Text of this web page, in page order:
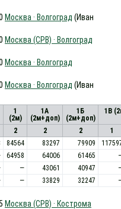
Москва · Волгоград (Иван
Москва (СРВ) · Волгоград
Москва · Волгоград
Москва · Волгоград (Иван
1
(2м)
1А
(2м+доп)
1Б
(2м+доп)
1В
2 2 2
1
84564 83297 79909
64958 64006 61465
— 43061 40947
— 33829 32247
Москва (СРВ) · Кострома